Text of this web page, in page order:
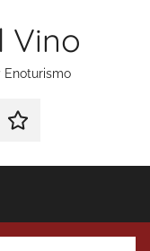
Vino
Enoturismo
Contacto